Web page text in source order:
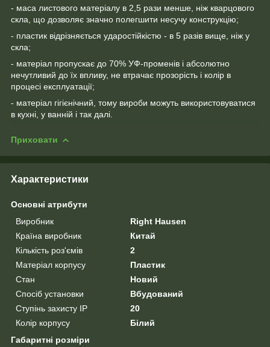
- маса листового матеріалу в 2,5 рази менше, ніж кварцового
скла, що дозволяє значно полегшити несучу конструкцію;
- пластик відрізняється ударостійкістю - в 5 разів вище, ніж у
скла;
- матеріал пропускає до 70% УФ-променів і абсолютно
нечутливий до їх впливу, не втрачає прозорість і колір в
процесі експлуатації;
- матеріал гігієнічний, тому вироби можуть використовуватися
в кухні, у ванній і так далі.
Приховати
Характеристики
Основні атрибути
Виробник
Right Hausen
Країна виробник
Китай
Кількість роз'ємів
2
Матеріал корпусу
Пластик
Стан
Новий
Спосіб установки
Вбудований
Ступінь захисту IP
20
Колір корпусу
Білий
Габаритні розміри